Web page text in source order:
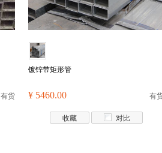
有货
镀锌带矩形管
¥ 5460.00 有
收藏 对比